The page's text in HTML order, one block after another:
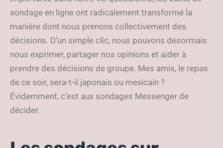
sondage en ligne ont radicalement transformé la
manière dont nous prenons collectivement des
décisions. D’un simple clic, nous pouvons désormais
nous exprimer, partager nos opinions et aider à
prendre des décisions de groupe. Mes amis, le repas
de ce soir, sera-t-il japonais ou mexicain ?
Évidemment, c’est aux sondages Messenger de
décider.